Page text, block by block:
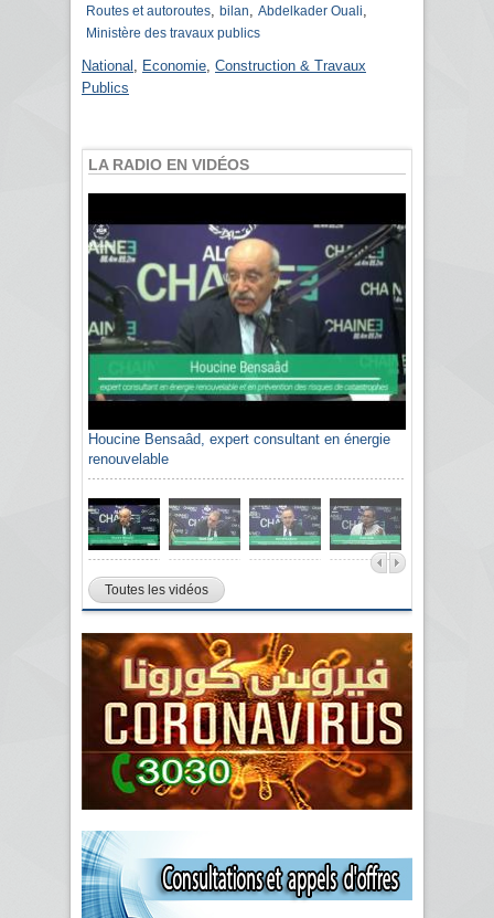
Routes et autoroutes bilan Abdelkader Ouali
Ministère des travaux publics
National Economie Construction & Travaux
Publics
LA RADIO EN VIDÉOS
Houcine Bensaâd, expert consultant en énergie
renouvelable
Toutes les vidéos